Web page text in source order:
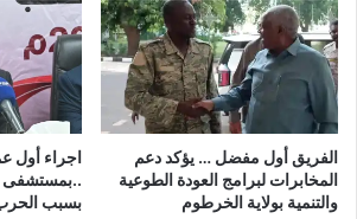
الفريق أول مفضل … يؤكد دعم
المخابرات لبرامج العودة الطوعية
والتنمية بولاية الخرطوم
اجراء أول
..بمستشفى
بسبب